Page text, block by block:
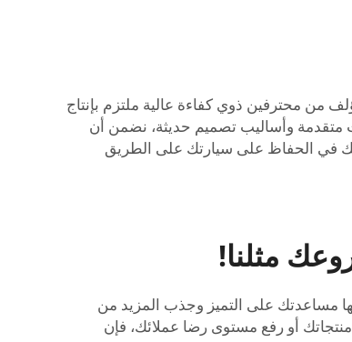
محترفين ذوي كفاءة عالية ملتزم بإنتاج
متقدمة وأساليب تصميم حديثة، نضمن أن
في الحفاظ على سيارتك على الطريق
مثلنا!
مساعدتك على التميز وجذب المزيد من
أو رفع مستوى رضا عملائك، فإن